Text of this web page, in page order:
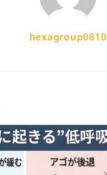
hexagroup0810